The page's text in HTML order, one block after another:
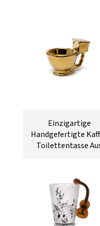
Einzigartige
Handgefertigte
Toilettentasse